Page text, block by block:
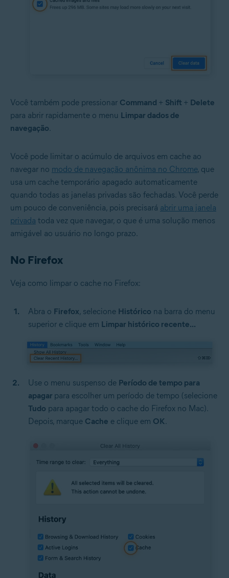
Você também pode pressionar Command + Shift + Delete
para abrir rapidamente o menu Limpar dados de
navegação.
Você pode limitar o acúmulo de arquivos em cache ao
navegar no modo de navegação anônima no Chrome, que
usa um cache temporário apagado automaticamente
quando todas as janelas privadas são fechadas. Você perde
um pouco de conveniência, pois precisará abrir uma janela
privada toda vez que navegar, o que é uma solução menos
amigável ao usuário no longo prazo.
No Firefox
Veja como limpar o cache no Firefox:
Abra o Firefox, selecione Histórico na barra do menu
superior e clique em Limpar histórico recente...
Use o menu suspenso de Período de tempo para
apagar para escolher um período de tempo (selecione
Tudo para apagar todo o cache do Firefox no Mac).
Depois, marque Cache e clique em OK.